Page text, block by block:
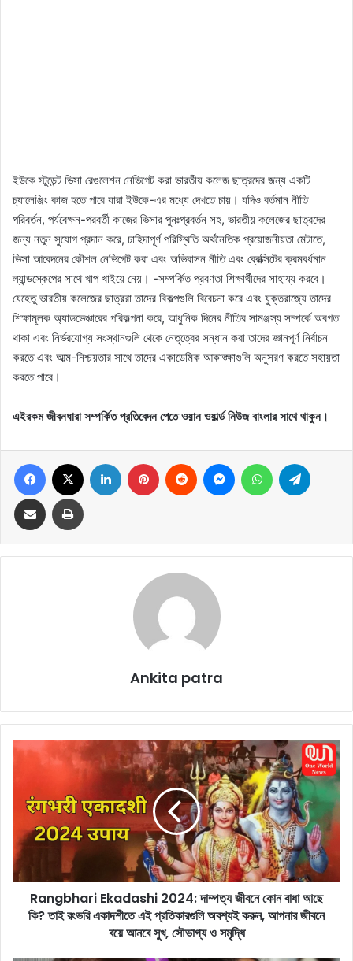
ইউকে স্টুডেন্ট ভিসা রেগুলেশন নেভিগেট করা ভারতীয় কলেজ ছাত্রদের জন্য একটি
চ্যালেঞ্জিং কাজ হতে পারে যারা ইউকে-এর মধ্যে দেখতে চায়। যদিও বর্তমান নীতি
পরিবর্তন, পর্যবেক্ষন-পরবর্তী কাজের ভিসার পুনঃপ্রবর্তন সহ, ভারতীয় কলেজের ছাত্রদের
জন্য নতুন সুযোগ প্রদান করে, চাহিদাপূর্ণ পরিস্থিতি অর্থনৈতিক প্রয়োজনীয়তা মেটাতে,
ভিসা আবেদনের কৌশল নেভিগেট করা এবং অভিবাসন নীতি এবং ব্রেক্সিটের ক্রমবর্ধমান
ল্যান্ডস্কেপের সাথে খাপ খাইয়ে নেয়। -সম্পর্কিত প্রবণতা শিক্ষার্থীদের সাহায্য করবে।
যেহেতু ভারতীয় কলেজের ছাত্ররা তাদের বিকল্পগুলি বিবেচনা করে এবং যুক্তরাজ্যে তাদের
শিক্ষামূলক অ্যাডভেঞ্চারের পরিকল্পনা করে, আধুনিক দিনের নীতির সামঞ্জস্য সম্পর্কে অবগত
থাকা এবং নির্ভরযোগ্য সংস্থানগুলি থেকে নেতৃত্বের সন্ধান করা তাদের জ্ঞানপূর্ণ নির্বাচন
করতে এবং আত্ম-নিশ্চয়তার সাথে তাদের একাডেমিক আকাঙ্ক্ষাগুলি অনুসরণ করতে সহায়তা
করতে পারে।
এইরকম জীবনধারা সম্পর্কিত প্রতিবেদন পেতে ওয়ান ওয়ার্ল্ড নিউজ বাংলার সাথে থাকুন।
Ankita patra
R
a
r
i
Rangbhari Ekadashi 2024: দাম্পত্য জীবনে কোন বাধা আছে
কি? তাই রংভরি একাদশীতে এই প্রতিকারগুলি অবশ্যই করুন, আপনার জীবনে
বয়ে আনবে সুখ, সৌভাগ্য ও সমৃদ্ধি